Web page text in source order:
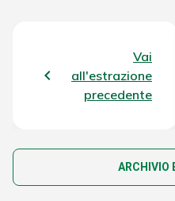
Vai
all'estrazione
precedente
ARCHIVIO